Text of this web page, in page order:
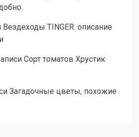
Вездеходы TINGER: описание
Сорт томатов Хрустик
Загадочные цветы, похожие